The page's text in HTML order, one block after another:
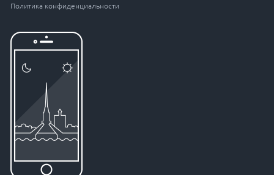
Политика конфиденциальности